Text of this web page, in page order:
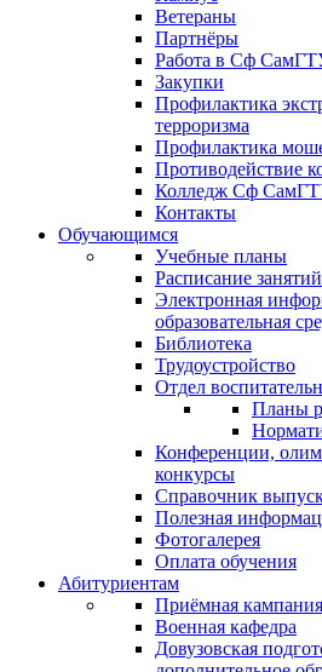
Ветераны
Партнёры
Работа в Сф
Закупки
Профилактика
терроризма
Профилактика
Противодействие
Колледж Сф
Контакты
Обучающимся
Учебные планы
Расписание
Электронная
образовательная
Библиотека
Трудоустройство
Отдел
Планы
Конференции,
конкурсы
Справочник
Полезная
Фотогалерея
Оплата обучения
Абитуриентам
Приёмная кампания
Военная кафедра
Довузовская